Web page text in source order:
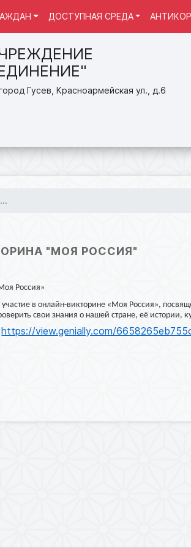
Гусев, Красноармейская ул., д.6
ДОСТУПНАЯ СРЕДА
"МОЯ РОССИЯ"
Россия»
в онлайн-викторине «Моя Россия»,
свои знания о нашей стране, её истории,
https://view.genially.com/